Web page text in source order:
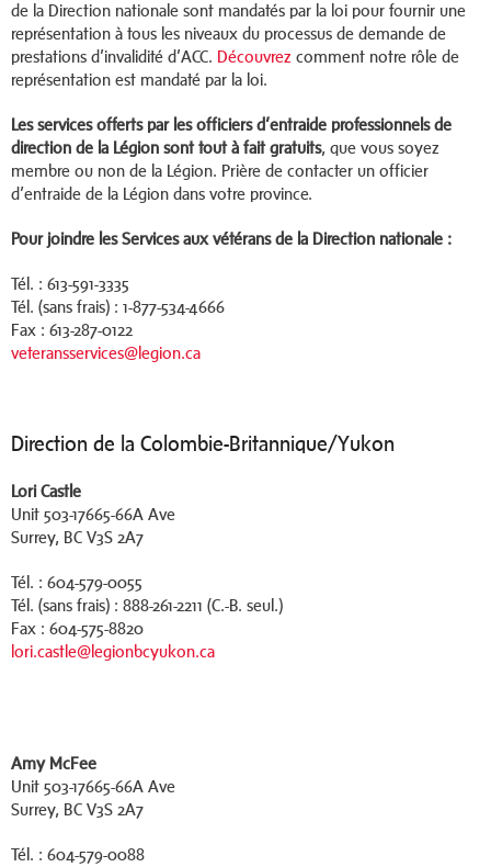
de la Direction nationale sont mandatés par la loi pour fournir une
représentation à tous les niveaux du processus de demande de
prestations d’invalidité d’ACC. Découvrez comment notre rôle de
représentation est mandaté par la loi.
Les services offerts par les officiers d’entraide professionnels de
direction de la Légion sont tout à fait gratuits, que vous soyez
membre ou non de la Légion. Prière de contacter un officier
d’entraide de la Légion dans votre province.
Pour joindre les Services aux vétérans de la Direction nationale :
Tél. : 613-591-3335
Tél. (sans frais) : 1-877-534-4666
Fax : 613-287-0122
veteransservices@legion.ca
Direction de la Colombie-Britannique/Yukon
Lori Castle
Unit 503-17665-66A Ave
Surrey, BC V3S 2A7
Tél. : 604-579-0055
Tél. (sans frais) : 888-261-2211 (C.-B. seul.)
Fax : 604-575-8820
lori.castle@legionbcyukon.ca
Amy McFee
Unit 503-17665-66A Ave
Surrey, BC V3S 2A7
Tél. : 604-579-0088